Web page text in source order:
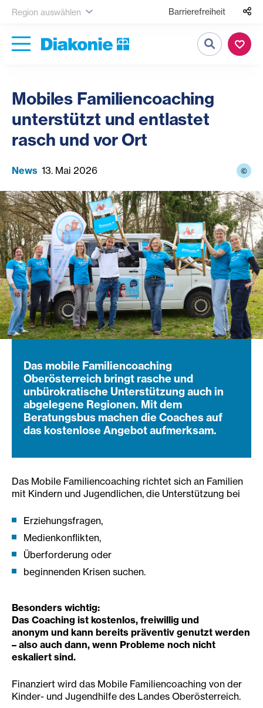
Region auswählen Barrierefreiheit
Suche
Mobiles Familiencoaching
unterstützt und entlastet
rasch und vor Ort
News 13. Mai 2026 ©
Das mobile Familiencoaching
Oberösterreich bringt rasche und
unbürokratische Unterstützung auch in
abgelegene Regionen. Mit dem
Beratungsbus machen die Coaches auf
das kostenlose Angebot aufmerksam.
Das Mobile Familiencoaching richtet sich an Familien
mit Kindern und Jugendlichen, die Unterstützung bei
Erziehungsfragen,
Medienkonflikten,
Überforderung oder
beginnenden Krisen suchen.
Besonders wichtig:
Das Coaching ist kostenlos, freiwillig und
anonym und kann bereits präventiv genutzt werden
– also auch dann, wenn Probleme noch nicht
eskaliert sind.
Finanziert wird das Mobile Familiencoaching von der
Kinder- und Jugendhilfe des Landes Oberösterreich.